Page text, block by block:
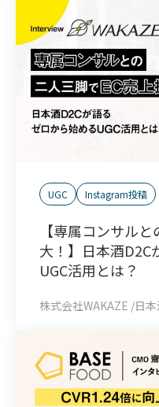
UGC Instagram投稿
【専属コンサル
大！】日本酒D2C
UGC活用とは？
株式会社WAKAZE /日